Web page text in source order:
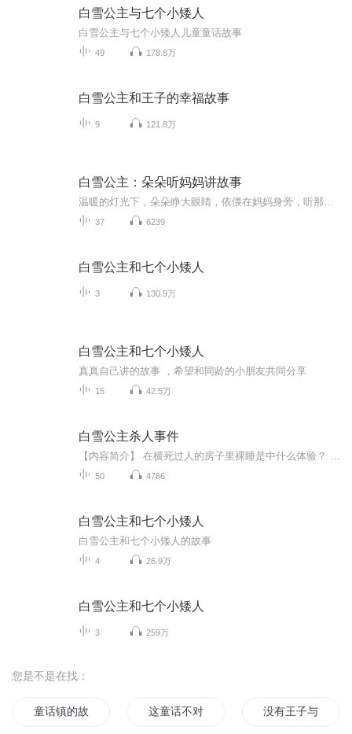
白雪公主与七个小矮人
白雪公主与七个小矮人儿童童话故事
49 178.8万
白雪公主和王子的幸福故事
9 121.8万
白雪公主：朵朵听妈妈讲故事
37 6239
白雪公主和七个小矮人
3 130.9万
白雪公主和七个小矮人
真真自己讲的故事 ，希望和同龄的小朋友共同分享
15 42.5万
白雪公主杀人事件
50 4766
白雪公主和七个小矮人
白雪公主和七个小矮人的故事
4 26.9万
白雪公主和七个小矮人
3 259万
您是不是在找：
童话镇的故事 这童话不对 没有王子与公主